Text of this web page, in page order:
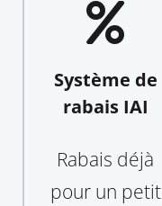
Système de
rabais IAI
Rabais déjà
pour un petit